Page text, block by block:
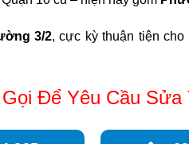
3/2, cực kỳ thuận tiện
Để Yêu Cầu